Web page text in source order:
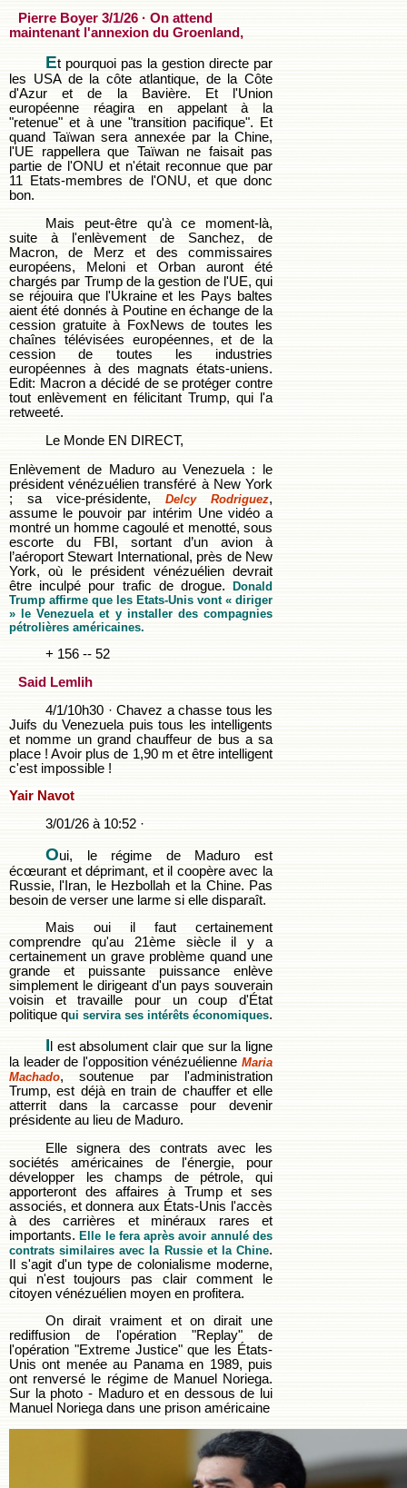
Pierre Boyer 3/1/26 · On attend
maintenant l'annexion du Groenland,
Et pourquoi pas la gestion directe par
les USA de la côte atlantique, de la Côte
d'Azur et de la Bavière. Et l'Union
européenne réagira en appelant à la
"retenue" et à une "transition pacifique". Et
quand Taïwan sera annexée par la Chine,
l'UE rappellera que Taïwan ne faisait pas
partie de l'ONU et n'était reconnue que par
11 Etats-membres de l'ONU, et que donc
bon.
Mais peut-être qu'à ce moment-là,
suite à l'enlèvement de Sanchez, de
Macron, de Merz et des commissaires
européens, Meloni et Orban auront été
chargés par Trump de la gestion de l'UE, qui
se réjouira que l'Ukraine et les Pays baltes
aient été donnés à Poutine en échange de la
cession gratuite à FoxNews de toutes les
chaînes télévisées européennes, et de la
cession de toutes les industries
européennes à des magnats états-uniens.
Edit: Macron a décidé de se protéger contre
tout enlèvement en félicitant Trump, qui l'a
retweeté.
Le Monde EN DIRECT,
Enlèvement de Maduro au Venezuela : le
président vénézuélien transféré à New York
; sa vice-présidente, Delcy Rodriguez,
assume le pouvoir par intérim Une vidéo a
montré un homme cagoulé et menotté, sous
escorte du FBI, sortant d’un avion à
l’aéroport Stewart International, près de New
York, où le président vénézuélien devrait
être inculpé pour trafic de drogue. Donald
Trump affirme que les Etats-Unis vont « diriger
» le Venezuela et y installer des compagnies
pétrolières américaines.
+ 156 -- 52
Said Lemlih
4/1/10h30 · Chavez a chasse tous les
Juifs du Venezuela puis tous les intelligents
et nomme un grand chauffeur de bus a sa
place ! Avoir plus de 1,90 m et être intelligent
c'est impossible !
Yair Navot
3/01/26 à 10:52 ·
Oui, le régime de Maduro est
écœurant et déprimant, et il coopère avec la
Russie, l'Iran, le Hezbollah et la Chine. Pas
besoin de verser une larme si elle disparaît.
Mais oui il faut certainement
comprendre qu'au 21ème siècle il y a
certainement un grave problème quand une
grande et puissante puissance enlève
simplement le dirigeant d'un pays souverain
voisin et travaille pour un coup d'État
politique qui servira ses intérêts économiques.
I l est absolument clair que sur la ligne
la leader de l'opposition vénézuélienne Maria
Machado, soutenue par l'administration
Trump, est déjà en train de chauffer et elle
atterrit dans la carcasse pour devenir
présidente au lieu de Maduro.
Elle signera des contrats avec les
sociétés américaines de l'énergie, pour
développer les champs de pétrole, qui
apporteront des affaires à Trump et ses
associés, et donnera aux États-Unis l'accès
à des carrières et minéraux rares et
importants.Elle le fera après avoir annulé des
contrats similaires avec la Russie et la Chine.
Il s'agit d'un type de colonialisme moderne,
qui n'est toujours pas clair comment le
citoyen vénézuélien moyen en profitera.
On dirait vraiment et on dirait une
rediffusion de l'opération "Replay" de
l'opération "Extreme Justice" que les États-
Unis ont menée au Panama en 1989, puis
ont renversé le régime de Manuel Noriega.
Sur la photo - Maduro et en dessous de lui
Manuel Noriega dans une prison américaine